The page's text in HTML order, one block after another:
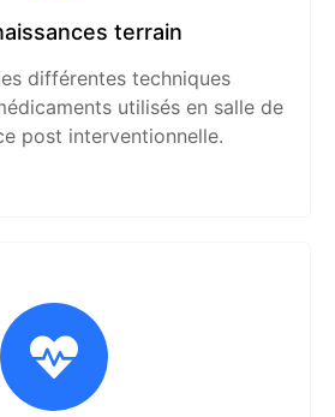
terrain
différentes techniques
utilisés en salle de
post interventionnelle.